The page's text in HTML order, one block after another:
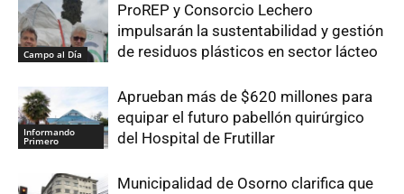
Campo al Día
ProREP y Consorcio Lechero
impulsarán la sustentabilidad y gestión
de residuos plásticos en sector lácteo
Informando
Primero
Aprueban más de $620 millones para
equipar el futuro pabellón quirúrgico
del Hospital de Frutillar
Municipalidad de Osorno clarifica que